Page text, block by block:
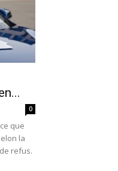
0
que
la
refus.